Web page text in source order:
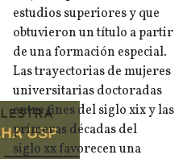
estudios superiores y que
obtuvieron un título a partir
de una formación especial.
Las trayectorias de mujeres
universitarias doctoradas
entre fines del siglo xix y las
primeras décadas del
siglo xx favorecen una